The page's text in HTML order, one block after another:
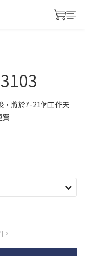
，將於7-21個工作天
費